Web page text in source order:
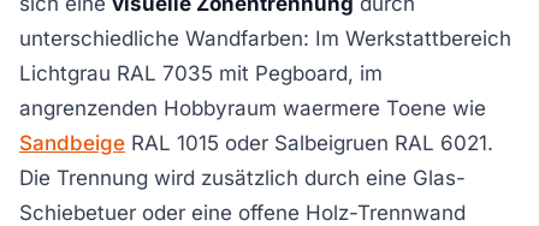
unterschiedliche Wandfarben: Im Werkstattbereich
Lichtgrau RAL 7035 mit Pegboard, im
angrenzenden Hobbyraum waermere Toene wie
Sandbeige RAL 1015 oder Salbeigruen RAL 6021.
Die Trennung wird zusätzlich durch eine Glas-
Schiebetuer oder eine offene Holz-Trennwand